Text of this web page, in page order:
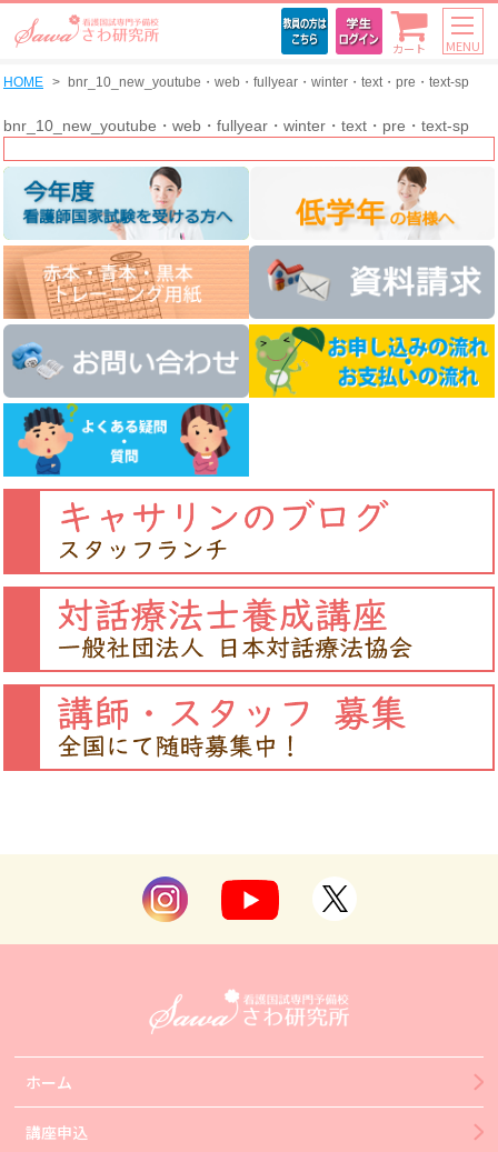
カート MENU
HOME bnr_10_new_youtube・web・fullyear・winter・text・pre・text-sp
bnr_10_new_youtube・web・fullyear・winter・text・pre・text-sp
ホーム
講座申込